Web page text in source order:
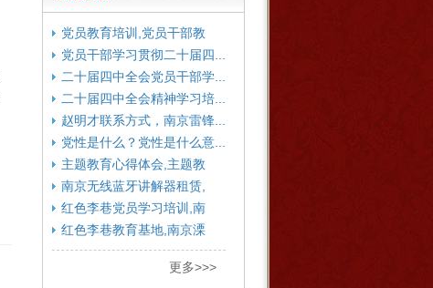
党员教育培训,党员干部教
育...
党员干部学习贯彻二十届四...
二十届四中全会党员干部学...
二十届四中全会精神学习培...
赵明才联系方式，南京雷锋...
党性是什么？党性是什么意...
主题教育心得体会,主题教
育...
南京无线蓝牙讲解器租赁,
南...
红色李巷党员学习培训,南
京...
红色李巷教育基地,南京溧
水...
更多>>>